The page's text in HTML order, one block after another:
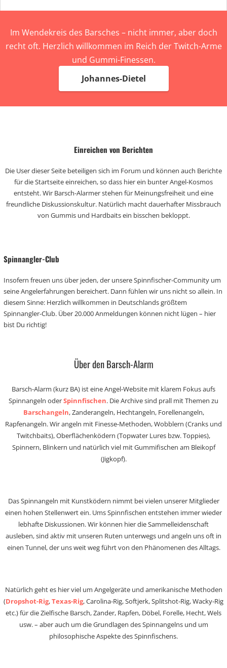
Im Wendekreis des Barsches – nicht immer, aber doch
recht oft. Herzlich willkommen im Reich der Twitch-Arme
und Gummi-Finessen.
Johannes-Dietel
Einreichen von Berichten
Die User dieser Seite beteiligen sich im Forum und können auch Berichte
für die Startseite einreichen, so dass hier ein bunter Angel-Kosmos
entsteht. Wir Barsch-Alarmer stehen für Meinungsfreiheit und eine
freundliche Diskussionskultur. Natürlich macht dauerhafter Missbrauch
von Gummis und Hardbaits ein bisschen bekloppt.
Spinnangler-Club
Insofern freuen uns über jeden, der unsere Spinnfischer-Community um
seine Angelerfahrungen bereichert. Dann fühlen wir uns nicht so allein. In
diesem Sinne: Herzlich willkommen in Deutschlands größtem
Spinnangler-Club. Über 20.000 Anmeldungen können nicht lügen – hier
bist Du richtig!
Über den Barsch-Alarm
Barsch-Alarm (kurz BA) ist eine Angel-Website mit klarem Fokus aufs
Spinnangeln oderSpinnfischen. Die Archive sind prall mit Themen zu
Barschangeln, Zanderangeln, Hechtangeln, Forellenangeln,
Rapfenangeln. Wir angeln mit Finesse-Methoden, Wobblern (Cranks und
Twitchbaits), Oberflächenködern (Topwater Lures bzw. Toppies),
Spinnern, Blinkern und natürlich viel mit Gummifischen am Bleikopf
(Jigkopf).
Das Spinnangeln mit Kunstködern nimmt bei vielen unserer Mitglieder
einen hohen Stellenwert ein. Ums Spinnfischen entstehen immer wieder
lebhafte Diskussionen. Wir können hier die Sammelleidenschaft
ausleben, sind aktiv mit unseren Ruten unterwegs und angeln uns oft in
einen Tunnel, der uns weit weg führt von den Phänomenen des Alltags.
Natürlich geht es hier viel um Angelgeräte und amerikanische Methoden
(Dropshot-Rig,Texas-Rig, Carolina-Rig, Softjerk, Splitshot-Rig, Wacky-Rig
etc.) für die Zielfische Barsch, Zander, Rapfen, Döbel, Forelle, Hecht, Wels
usw. – aber auch um die Grundlagen des Spinnangelns und um
philosophische Aspekte des Spinnfischens.